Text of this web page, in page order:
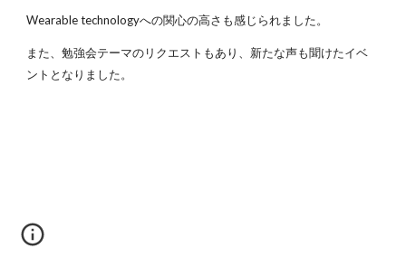
Wearable technologyへの関心の高さも感じられました。
また、勉強会テーマのリクエストもあり、新たな声も聞けたイベ
ントとなりました。